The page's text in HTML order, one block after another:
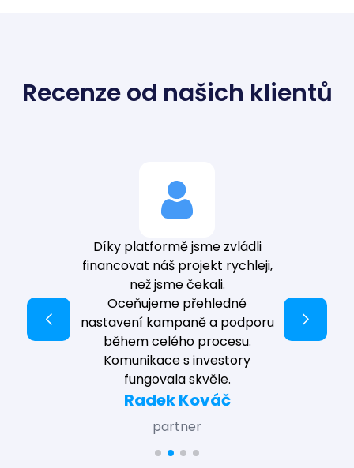
Recenze od našich klientů
Díky platformě jsme zvládli
financovat náš projekt rychleji,
než jsme čekali.
Oceňujeme přehledné
nastavení kampaně a podporu
během celého procesu.
Komunikace s investory
fungovala skvěle.
Radek Kováč
partner